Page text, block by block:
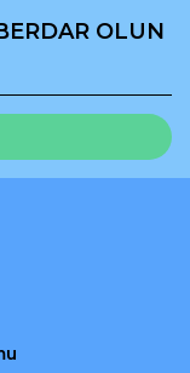
OLUN